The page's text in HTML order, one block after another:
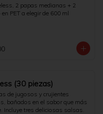
2 papas medianas + 2
en PET a elegir de 600 ml
(30 piezas)
de jugosos y crujientes
bañados en el sabor que más
Incluye tres deliciosas salsas.